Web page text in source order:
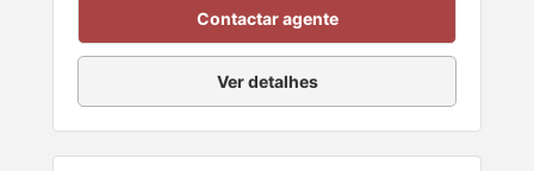
Contactar agente
Ver detalhes